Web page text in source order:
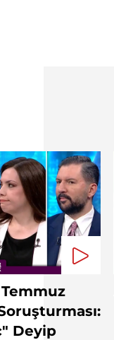
Temmuz
Deyip